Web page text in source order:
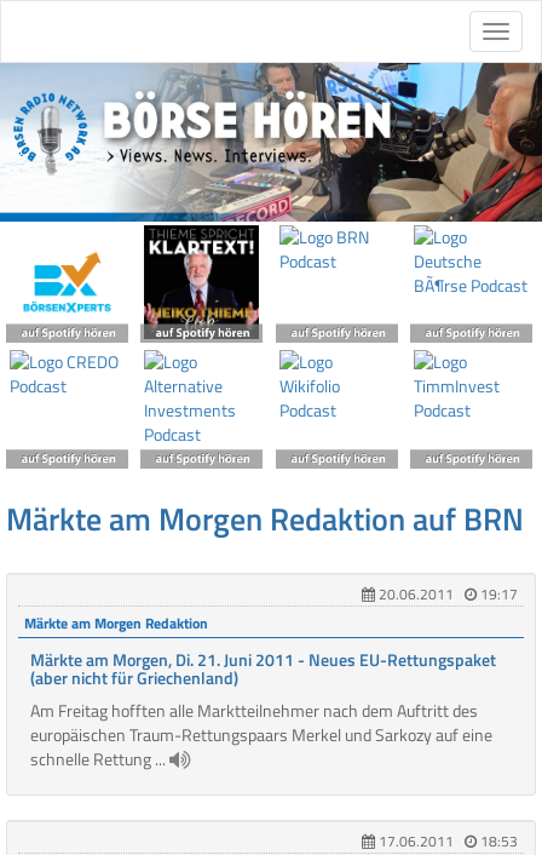
Märkte am Morgen Redaktion auf BRN
20.06.2011
19:17
Märkte am Morgen Redaktion
Märkte am Morgen, Di. 21. Juni 2011 - Neues EU-Rettungspaket
(aber nicht für Griechenland)
Am Freitag hofften alle Marktteilnehmer nach dem Auftritt des
europäischen Traum-Rettungspaars Merkel und Sarkozy auf eine
schnelle Rettung ...
17.06.2011
18:53